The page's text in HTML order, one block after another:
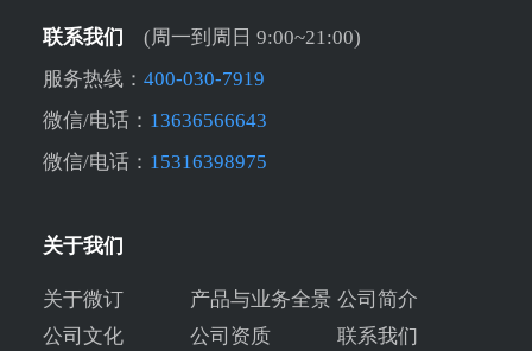
联系我们
(周一到周日 9:00~21:00)
服务热线： 400-030-7919
微信/电话： 13636566643
微信/电话： 15316398975
关于我们
关于微订 产品与业务全景 公司简介
公司文化
公司资质 联系我们